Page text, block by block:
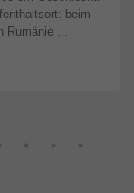
beim
Rumänie ...